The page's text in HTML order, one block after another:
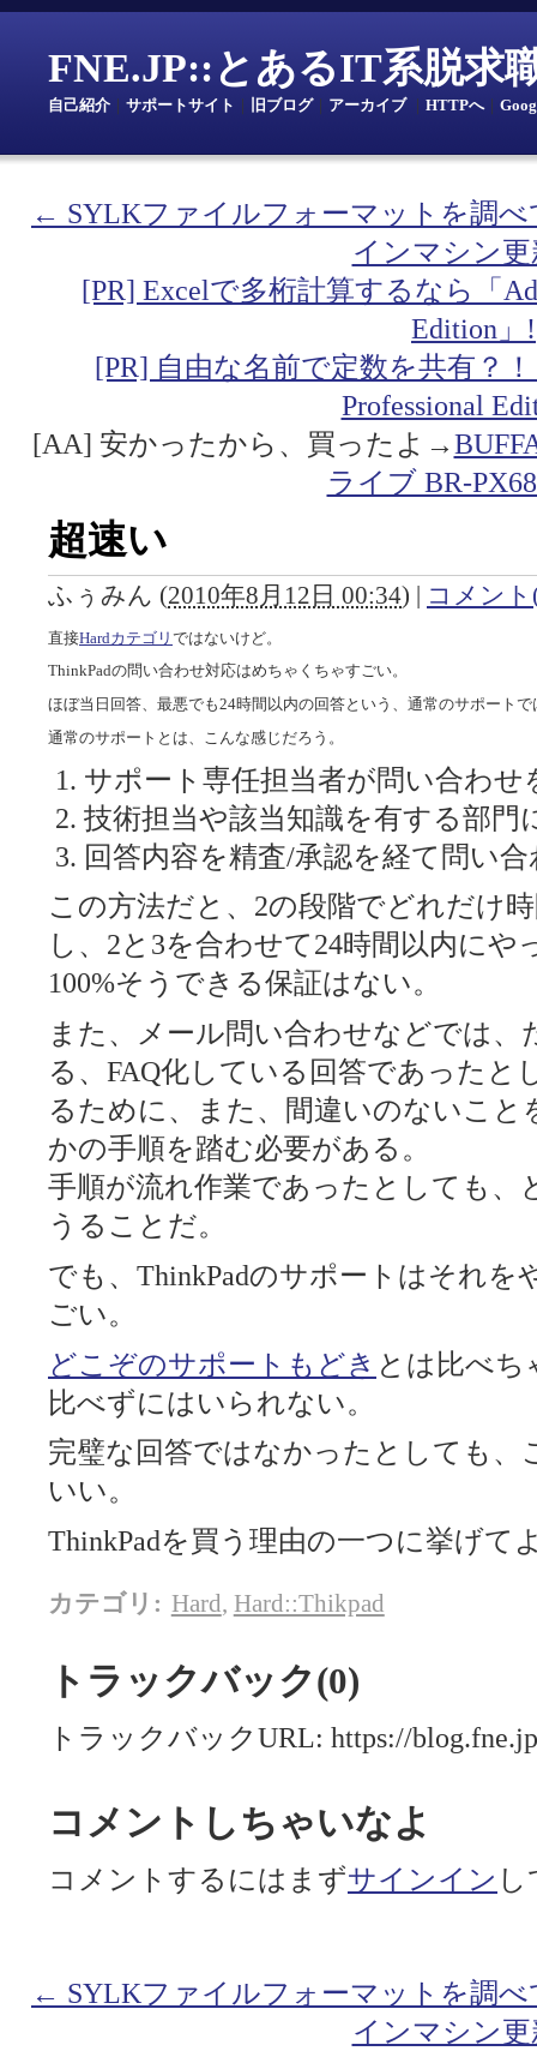
FNE.JP::とあるIT系脱求
自己紹介 サポートサイト 旧ブログ｜ アーカイブ｜ HTTPへ｜
← SYLKファイルフォーマットを調べ
インマシン
[PR] Excelで多桁計算するなら「
Edition」!
[PR] 自由な名前で定数を共有？
Professional
[AA] 安かったから、買ったよ→
ライブ BR-
超速い
ふぅみん (2010年8月12日 00:34) | コメント
直接Hardカテゴリ ではないけど。
ThinkPadの問い合わせ対応はめちゃくちゃすごい。
ほぼ当日回答、最悪でも24時間以内の回答という、通常のサポート
通常のサポートとは、こんな感じだろう。
サポート専任担当者が問い合わせ
技術担当や該当知識を有する部門
回答内容を精査/承認を経て問い
この方法だと、2の段階でどれだけ
し、2と3を合わせて24時間以内に
100%そうできる保証はない。
また、メール問い合わせなどでは
る、FAQ化している回答であったと
るために、また、間違いのないこ
かの手順を踏む必要がある。
手順が流れ作業であったとしても、
うることだ。
でも、ThinkPadのサポートはそれ
ごい。
どこぞのサポートもどき とは比べ
比べずにはいられない。
完璧な回答ではなかったとしても、
いい。
ThinkPadを買う理由の一つに挙げて
カテゴリ : Hard, Hard::Thikpad
トラックバック(0)
トラックバックURL: https://
コメントしちゃいなよ
コメントするにはまずサインイン
← SYLKファイルフォーマットを調べ
インマシン